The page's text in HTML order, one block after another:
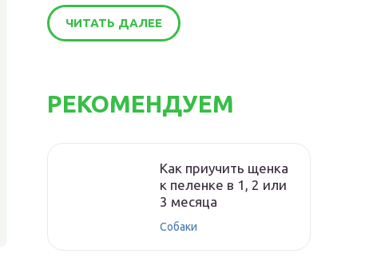
ЧИТАТЬ ДАЛЕЕ
РЕКОМЕНДУЕМ
Как приучить щенка
к пеленке в 1, 2 или
3 месяца
Собаки